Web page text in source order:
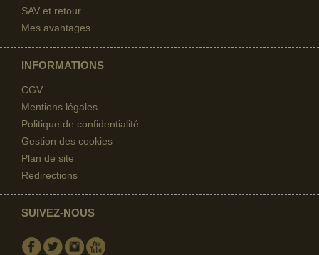
SAV et retour
Mes avantages
INFORMATIONS
CGV
Mentions légales
Politique de confidentialité
Gestion des cookies
Plan de site
Redirections
SUIVEZ-NOUS
Facebook
TwitterInstagram